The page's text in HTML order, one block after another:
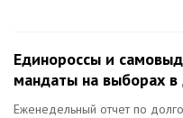
Единороссы и
мандаты на выборах в
Еженедельный отчет по